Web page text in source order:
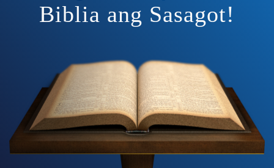
Biblia ang Sasagot!